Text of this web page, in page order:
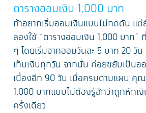
ตารางออมเงิน 1,000 บาท
ถ้าอยากเริ่มออมเงินแบบไม่กดดัน แต่
ลองใช้ “ตารางออมเงิน 1,000 บาท
ๆ โดยเริ่มจากออมวันละ 5 บาท 20 วั
เก็บเงินทุกวัน จากนั้น ค่อยขยับเป็นอ
เนื่องอีก 90 วัน เมื่อครบตามแผน คุณ
1,000 บาทแบบไม่ต้องรู้สึกว่าถูกหักเ
ครั้งเดียว